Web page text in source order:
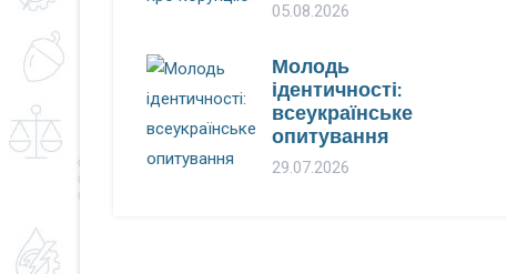
05.08.2026
Молодь
ідентичності:
всеукраїнське
опитування
29.07.2026